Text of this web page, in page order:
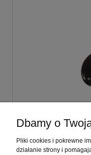
Śruba
Dbamy o
Pliki cookies i pokrewne
działanie strony i